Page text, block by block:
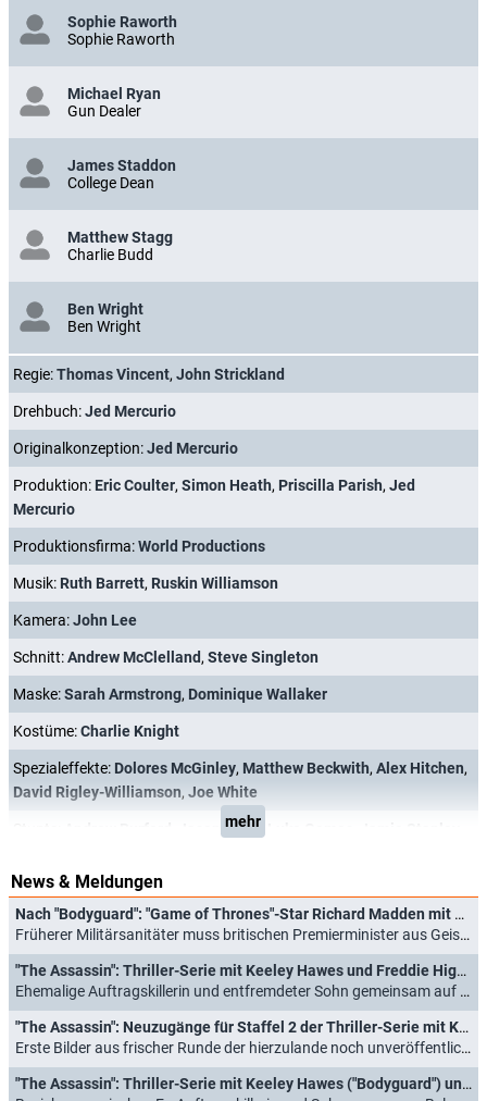
Sophie Raworth
Sophie Raworth
Michael Ryan
Gun Dealer
James Staddon
College Dean
Matthew Stagg
Charlie Budd
Ben Wright
Ben Wright
Regie:Thomas Vincent, John Strickland
Drehbuch:Jed Mercurio
Originalkonzeption:Jed Mercurio
Produktion: Eric Coulter, Simon Heath, Priscilla Parish, Jed
Mercurio
Produktionsfirma:World Productions
Musik: Ruth Barrett, Ruskin Williamson
Kamera:John Lee
Schnitt:Andrew McClelland, Steve Singleton
Maske:Sarah Armstrong, Dominique Wallaker
Kostüme:Charlie Knight
Spezialeffekte: Dolores McGinley, Matthew Beckwith, Alex Hitchen,
David Rigley-Williamson, Joe White
Jason Curle
mehr
News & Meldungen
Nach "Bodyguard": "Game of Thrones"-Star Richard Madden mit neuer Actionserie "Trauma"
Früherer Militärsanitäter muss britischen Premierminister aus Geiselnahme befreien (06.08.2026)
"The Assassin": Thriller-Serie mit Keeley Hawes und Freddie Highmore kommt endlich nach Deutschland
Ehemalige Auftragskillerin und entfremdeter Sohn gemeinsam auf der Flucht (04.08.2026)
"The Assassin": Neuzugänge für Staffel 2 der Thriller-Serie mit Keeley Hawes und Freddie Highmore
Erste Bilder aus frischer Runde der hierzulande noch unveröffentlichten ZDF-Koproduktion enthüllt (01.06.2026)
"The Assassin": Thriller-Serie mit Keeley Hawes ("Bodyguard") und Freddie Highmore ("The Good Doctor") geht in Runde 2